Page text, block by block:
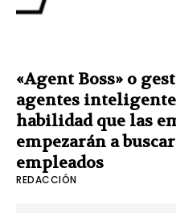
«Agent Boss» o
agentes
habilidad que las
empezarán a
empleados
REDACCIÓN